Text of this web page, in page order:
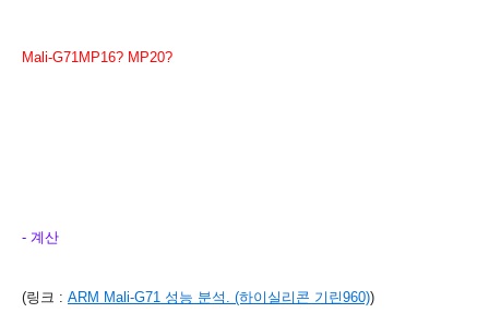
Mali-G71MP16? MP20?
- 계산
(링크 : ARM Mali-G71 성능 분석. (하이실리콘 기린960))